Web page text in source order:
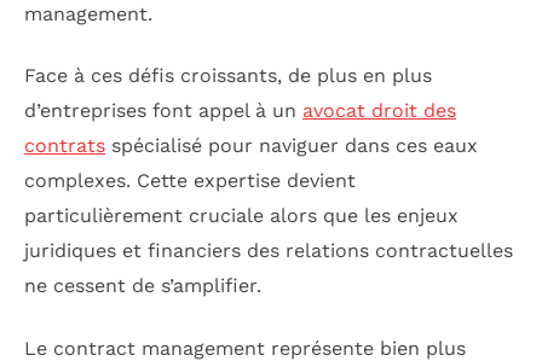
management.
Face à ces défis croissants, de plus en plus
d’entreprises font appel à un avocat droit des
contrats spécialisé pour naviguer dans ces eaux
complexes. Cette expertise devient
particulièrement cruciale alors que les enjeux
juridiques et financiers des relations contractuelles
ne cessent de s’amplifier.
Le contract management représente bien plus